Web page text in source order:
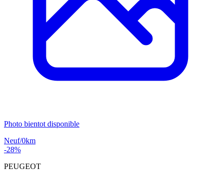
Photo bientot disponible
Neuf/0km
-28%
PEUGEOT